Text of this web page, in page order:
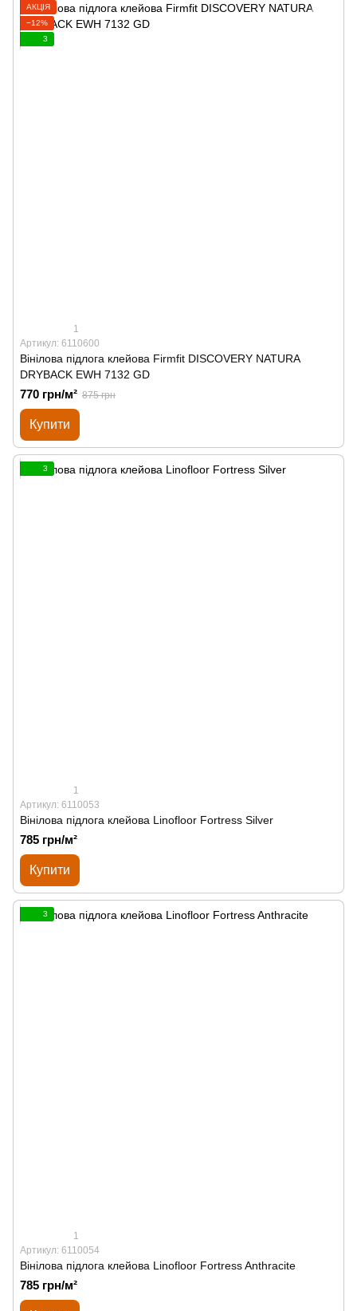
АКЦІЯ
−12%
3
1
Артикул: 6110600
Вінілова підлога клейова Firmfit DISCOVERY NATURA
DRYBACK EWH 7132 GD
770 грн/м² 875 грн
Купити
3
1
Артикул: 6110053
Вінілова підлога клейова Linofloor Fortress Silver
785 грн/м²
Купити
3
1
Артикул: 6110054
Вінілова підлога клейова Linofloor Fortress Anthracite
785 грн/м²